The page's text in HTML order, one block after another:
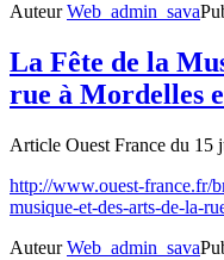
AuteurWeb_admin_sava
La Fête de la
rue à Mordelles
Article Ouest France du 15
http://www.ouest-france.fr/
musique-et-des-arts-de-la-
AuteurWeb_admin_sava